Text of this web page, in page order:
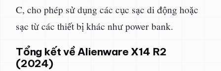
C, cho phép sử dụng các cục sạc di động hoặc
sạc từ các thiết bị khác như power bank.
Tổng kết về Alienware X14 R2
(2024)